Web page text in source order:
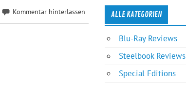
Kommentar hinterlassen ALLE KATEGORIEN
Blu-Ray Reviews
Steelbook Reviews
Special Editions